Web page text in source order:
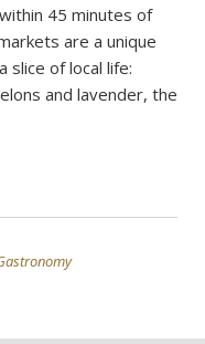
45 minutes of
are a unique
slice of local life:
and lavender, the